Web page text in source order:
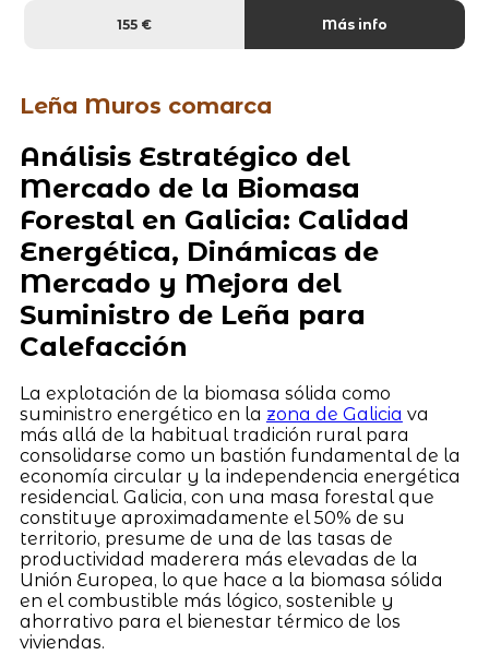
155 € Más info
Leña Muros comarca
Análisis Estratégico del
Mercado de la Biomasa
Forestal en Galicia: Calidad
Energética, Dinámicas de
Mercado y Mejora del
Suministro de Leña para
Calefacción
La explotación de la biomasa sólida como
suministro energético en la zona de Galicia va
más allá de la habitual tradición rural para
consolidarse como un bastión fundamental de la
economía circular y la independencia energética
residencial. Galicia, con una masa forestal que
constituye aproximadamente el 50% de su
territorio, presume de una de las tasas de
productividad maderera más elevadas de la
Unión Europea, lo que hace a la biomasa sólida
en el combustible más lógico, sostenible y
ahorrativo para el bienestar térmico de los
viviendas.